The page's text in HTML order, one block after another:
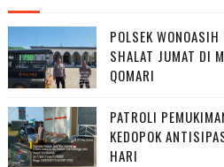
POLSEK
SHALAT JUMAT DI
QOMARI
PATROLI
KEDOPOK
HARI